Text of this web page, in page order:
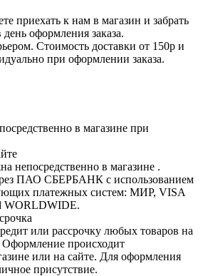
приехать к нам в магазин и забрать
день оформления заказа.
Стоимость доставки от 150р и
при оформлении заказа.
в магазине при
непосредственно в магазине .
ПАО СБЕРБАНК с использованием
платежных систем: МИР, VISA
WORLDWIDE.
или рассрочку любых товаров на
происходит
или на сайте. Для оформления
присутствие.